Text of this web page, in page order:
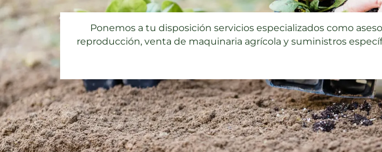
Ponemos a tu disposición servicios especializados como
reproducción, venta de maquinaria agrícola y suministros